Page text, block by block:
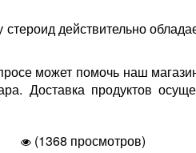
стероид действительно
может помочь наш
Доставка продуктов
(1368 просмотров)